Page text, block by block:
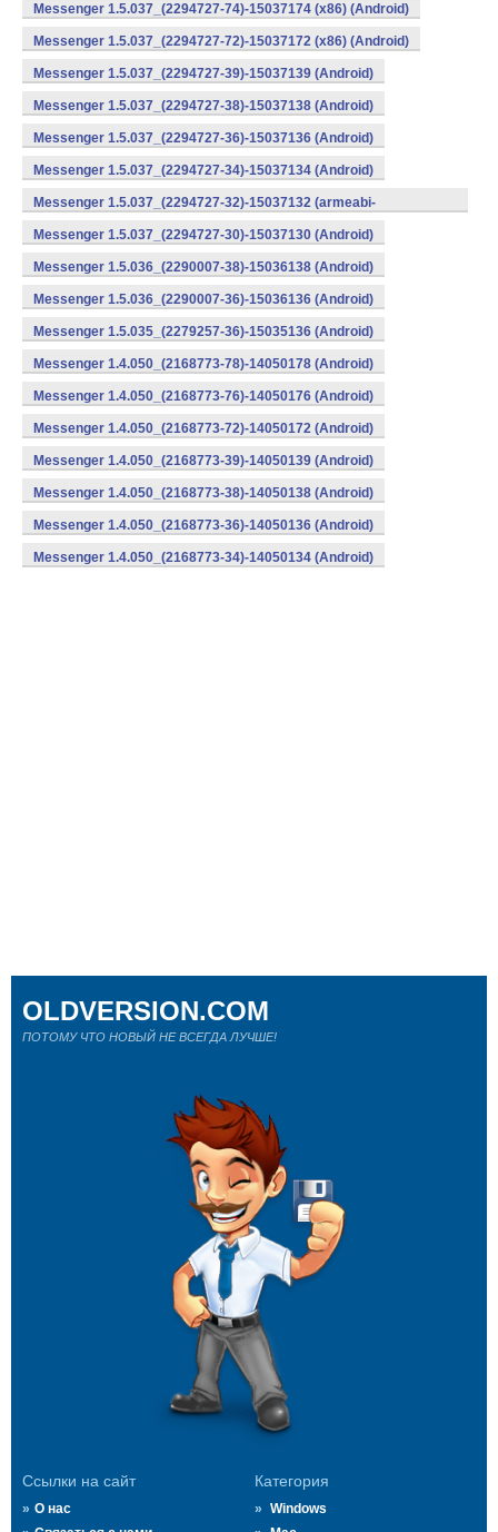
Messenger 1.5.037_(2294727-74)-15037174 (x86) (Android)
Messenger 1.5.037_(2294727-72)-15037172 (x86) (Android)
Messenger 1.5.037_(2294727-39)-15037139 (Android)
Messenger 1.5.037_(2294727-38)-15037138 (Android)
Messenger 1.5.037_(2294727-36)-15037136 (Android)
Messenger 1.5.037_(2294727-34)-15037134 (Android)
Messenger 1.5.037_(2294727-32)-15037132 (armeabi-
v7a) (Android)
Messenger 1.5.037_(2294727-30)-15037130 (Android)
Messenger 1.5.036_(2290007-38)-15036138 (Android)
Messenger 1.5.036_(2290007-36)-15036136 (Android)
Messenger 1.5.035_(2279257-36)-15035136 (Android)
Messenger 1.4.050_(2168773-78)-14050178 (Android)
Messenger 1.4.050_(2168773-76)-14050176 (Android)
Messenger 1.4.050_(2168773-72)-14050172 (Android)
Messenger 1.4.050_(2168773-39)-14050139 (Android)
Messenger 1.4.050_(2168773-38)-14050138 (Android)
Messenger 1.4.050_(2168773-36)-14050136 (Android)
Messenger 1.4.050_(2168773-34)-14050134 (Android)
Ссылки на сайт
О нас
Категория
Windows
OLDVERSION.COM
ПОТОМУ ЧТО НОВЫЙ НЕ ВСЕГДА ЛУЧШЕ!